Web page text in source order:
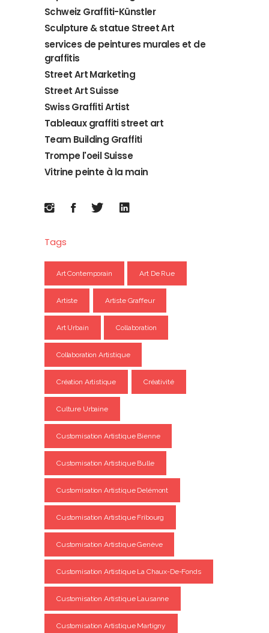
Schweiz Graffiti-Künstler
Sculpture & statue Street Art
services de peintures murales et de
graffitis
Street Art Marketing
Street Art Suisse
Swiss Graffiti Artist
Tableaux graffiti street art
Team Building Graffiti
Trompe l'oeil Suisse
Vitrine peinte à la main
Tags
Art Contemporain Art De Rue
Artiste Artiste Graffeur
Art Urbain Collaboration
Collaboration Artistique
Création Artistique Créativité
Culture Urbaine
Customisation Artistique Bienne
Customisation Artistique Bulle
Customisation Artistique Delémont
Customisation Artistique Fribourg
Customisation Artistique Genève
Customisation Artistique La Chaux-De-Fonds
Customisation Artistique Lausanne
Customisation Artistique Martigny